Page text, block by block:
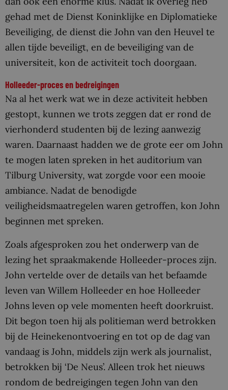
gehad met de Dienst Koninklijke en Diplomatieke
Beveiliging, de dienst die John van den Heuvel te
allen tijde beveiligt, en de beveiliging van de
universiteit, kon de activiteit toch doorgaan.
Holleeder-proces en bedreigingen
Na al het werk wat we in deze activiteit hebben
gestopt, kunnen we trots zeggen dat er rond de
vierhonderd studenten bij de lezing aanwezig
waren. Daarnaast hadden we de grote eer om John
te mogen laten spreken in het auditorium van
Tilburg University, wat zorgde voor een mooie
ambiance. Nadat de benodigde
veiligheidsmaatregelen waren getroffen, kon John
beginnen met spreken.
Zoals afgesproken zou het onderwerp van de
lezing het spraakmakende Holleeder-proces zijn.
John vertelde over de details van het befaamde
leven van Willem Holleeder en hoe Holleeder
Johns leven op vele momenten heeft doorkruist.
Dit begon toen hij als politieman werd betrokken
bij de Heinekenontvoering en tot op de dag van
vandaag is John, middels zijn werk als journalist,
betrokken bij ‘De Neus’. Alleen trok het nieuws
rondom de bedreigingen tegen John van den